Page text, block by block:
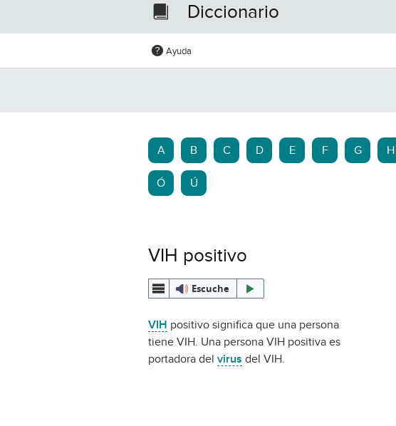
Diccionario
Ayuda
A B C D E F G H
Ó Ú
VIH positivo
Escuche
VIH positivo significa que una persona
tiene VIH. Una persona VIH positiva es
portadora del virus del VIH.